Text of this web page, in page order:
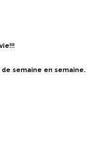
semaine en semaine.